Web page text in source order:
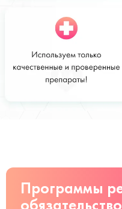
Стоимость
от 6 200 руб
Программы